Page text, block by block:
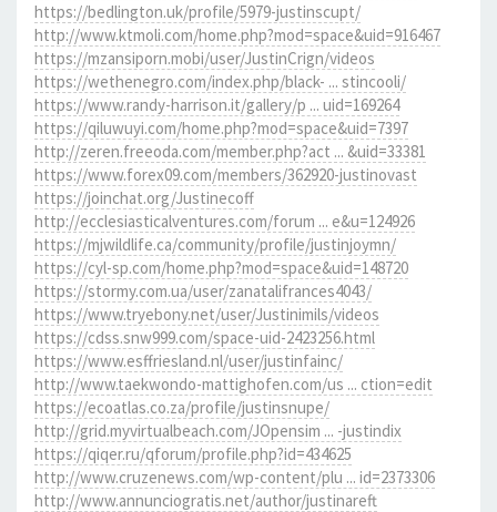
https://bedlington.uk/profile/5979-justinscupt/
http://www.ktmoli.com/home.php?mod=space&uid=916467
https://mzansiporn.mobi/user/JustinCrign/videos
https://wethenegro.com/index.php/black- ... stincooli/
https://www.randy-harrison.it/gallery/p ... uid=169264
https://qiluwuyi.com/home.php?mod=space&uid=7397
http://zeren.freeoda.com/member.php?act ... &uid=33381
https://www.forex09.com/members/362920-justinovast
https://joinchat.org/Justinecoff
http://ecclesiasticalventures.com/forum ... e&u=124926
https://mjwildlife.ca/community/profile/justinjoymn/
https://cyl-sp.com/home.php?mod=space&uid=148720
https://stormy.com.ua/user/zanatalifrances4043/
https://www.tryebony.net/user/Justinimils/videos
https://cdss.snw999.com/space-uid-2423256.html
https://www.esffriesland.nl/user/justinfainc/
http://www.taekwondo-mattighofen.com/us ... ction=edit
https://ecoatlas.co.za/profile/justinsnupe/
http://grid.myvirtualbeach.com/JOpensim ... -justindix
https://qiqer.ru/qforum/profile.php?id=434625
http://www.cruzenews.com/wp-content/plu ... id=2373306
http://www.annunciogratis.net/author/justinareft